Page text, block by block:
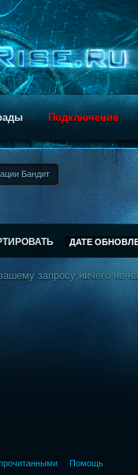
Подключение
Бандит
ДАТЕ
запросу ничего не
Помощь